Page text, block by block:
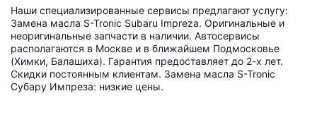
Наши специализированные сервисы предлагают услугу:
Замена масла S-Tronic Subaru Impreza. Оригинальные и
неоригинальные запчасти в наличии. Автосервисы
располагаются в Москве и в ближайшем Подмосковье
(Химки, Балашиха). Гарантия предоставляет до 2-х лет.
Скидки постоянным клиентам. Замена масла S-Tronic
Субару Импреза: низкие цены.